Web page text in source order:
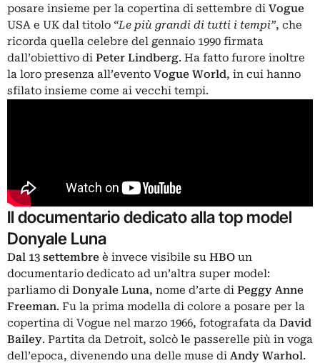
posare insieme per la copertina di settembre di Vogue
USA e UK dal titolo “Le più grandi di tutti i tempi”, che
ricorda quella celebre del gennaio 1990 firmata
dall’obiettivo di Peter Lindberg. Ha fatto furore inoltre
la loro presenza all’evento Vogue World, in cui hanno
sfilato insieme come ai vecchi tempi.
Il documentario dedicato alla top model
Donyale Luna
Dal 13 settembre è invece visibile su HBO un
documentario dedicato ad un’altra super model:
parliamo di Donyale Luna, nome d’arte di Peggy Anne
Freeman. Fu la prima modella di colore a posare per la
copertina di Vogue nel marzo 1966, fotografata da David
Bailey. Partita da Detroit, solcò le passerelle più in voga
dell’epoca, divenendo una delle muse di Andy Warhol.